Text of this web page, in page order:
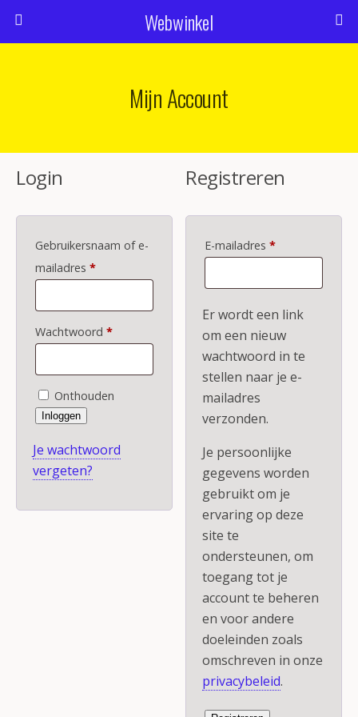
Webwinkel
Mijn Account
Login
Gebruikersnaam of e-
mailadres *Vereist
Wachtwoord *Vereist
Onthouden
Inloggen
Je wachtwoord
vergeten?
Registreren
E-mailadres*Vereist
Er wordt een link
om een nieuw
wachtwoord in te
stellen naar je e-
mailadres
verzonden.
Je persoonlijke
gegevens worden
gebruikt om je
ervaring op deze
site te
ondersteunen, om
toegang tot je
account te beheren
en voor andere
doeleinden zoals
omschreven in onze
privacybeleid.